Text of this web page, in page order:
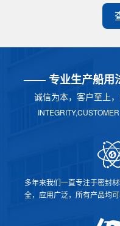
—— 专业生产船用
诚信为本，客户至上
多年来我们一直专注于密封
全，应用广泛，所有产品均可